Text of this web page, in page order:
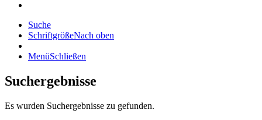
Suche
SchriftgrößeNach oben
MenüSchließen
Suchergebnisse
Es wurden Suchergebnisse zu gefunden.